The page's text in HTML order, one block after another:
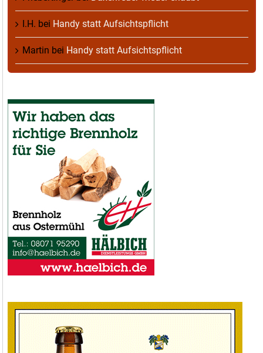
I.H. bei Handy statt Aufsichtspflicht
Martin bei Handy statt Aufsichtspflicht